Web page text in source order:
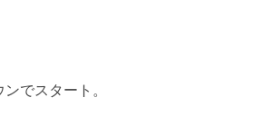
でスタート。